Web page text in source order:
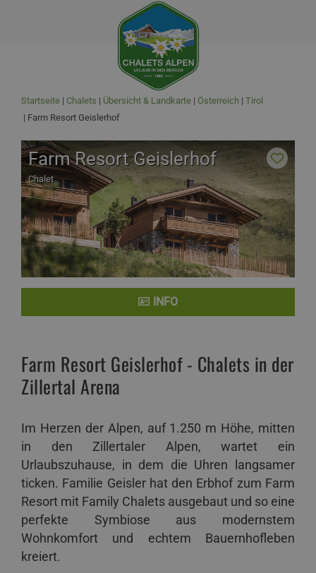
Startseite Chalets Übersicht & Landkarte Österreich Tirol
Farm Resort Geislerhof
Farm Resort Geislerhof
Chalet
INFO
Farm Resort Geislerhof - Chalets in der
Zillertal Arena
Im Herzen der Alpen, auf 1.250 m Höhe, mitten
in den Zillertaler Alpen, wartet ein
Urlaubszuhause, in dem die Uhren langsamer
ticken. Familie Geisler hat den Erbhof zum Farm
Resort mit Family Chalets ausgebaut und so eine
perfekte Symbiose aus modernstem
Wohnkomfort und echtem Bauernhofleben
kreiert.